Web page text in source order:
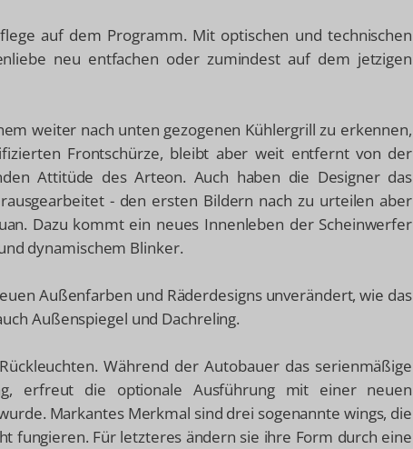
auf dem Programm. Mit optischen und technischen
neu entfachen oder zumindest auf dem jetzigen
weiter nach unten gezogenen Kühlergrill zu erkennen,
Frontschürze, bleibt aber weit entfernt von der
Attitüde des Arteon. Auch haben die Designer das
- den ersten Bildern nach zu urteilen aber
Dazu kommt ein neues Innenleben der Scheinwerfer
dynamischem Blinker.
Außenfarben und Räderdesigns unverändert, wie das
Außenspiegel und Dachreling.
Während der Autobauer das serienmäßige
erfreut die optionale Ausführung mit einer neuen
Markantes Merkmal sind drei sogenannte wings, die
fungieren. Für letzteres ändern sie ihre Form durch eine